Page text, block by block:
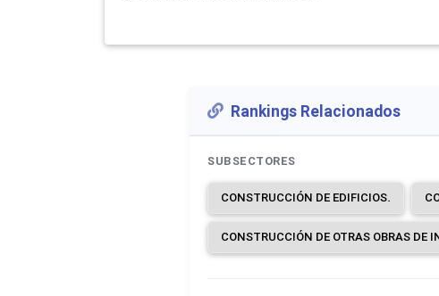
Rankings Relacionados
SUBSECTORES
CONSTRUCCIÓN DE EDIFICIOS.